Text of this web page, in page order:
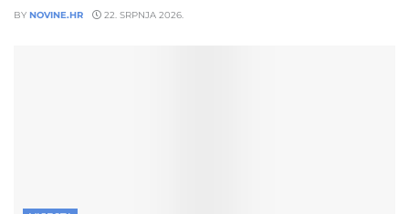
BY NOVINE.HR 22. SRPNJA 2026.